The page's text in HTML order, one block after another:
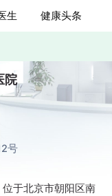
生 健康头条
院
号
于北京市朝阳区南